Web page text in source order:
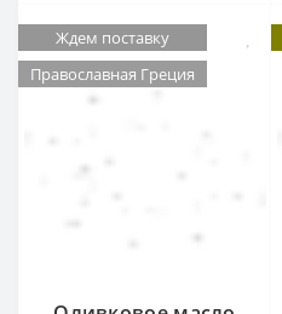
Ждем поставку
Православная Греция